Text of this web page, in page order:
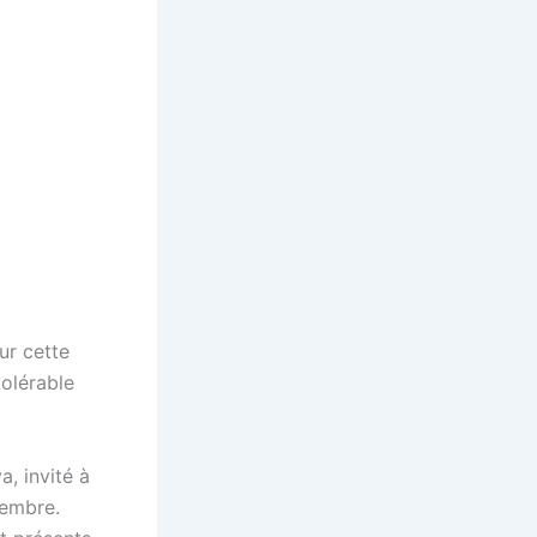
cette
invité à